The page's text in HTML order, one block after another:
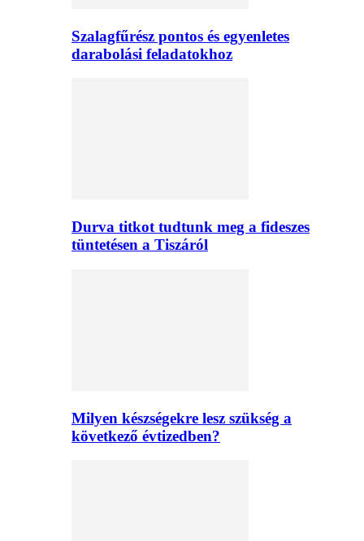
Szalagfűrész pontos és egyenletes
darabolási feladatokhoz
Durva titkot tudtunk meg a fideszes
tüntetésen a Tiszáról
Milyen készségekre lesz szükség a
következő évtizedben?